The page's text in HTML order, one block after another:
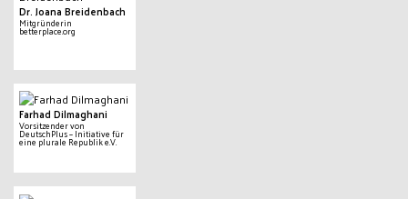
Dr. Joana Breidenbach
Mitgründerin
betterplace.org
Farhad Dilmaghani
Vorsitzender von
DeutschPlus – Initiative für
eine plurale Republik e.V.